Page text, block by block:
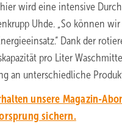
wird eine intensive
Uhde. „So können
Dank der
pro Liter
an unterschiedliche
unsere Magazin-
sichern.